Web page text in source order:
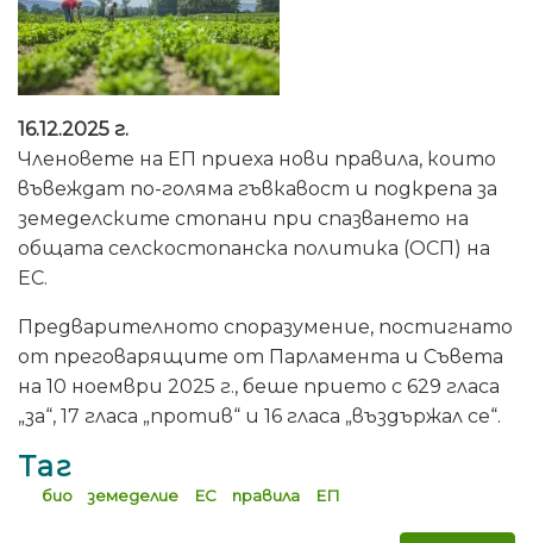
16.12.2025 г.
Членовете на ЕП приеха нови правила, които
въвеждат по-голяма гъвкавост и подкрепа за
земеделските стопани при спазването на
общата селскостопанска политика (ОСП) на
ЕС.
Предварителното споразумение, постигнато
от преговарящите от Парламента и Съвета
на 10 ноември 2025 г., беше прието с 629 гласа
„за“, 17 гласа „против“ и 16 гласа „въздържал се“.
Таг
био земеделие ЕС правила ЕП